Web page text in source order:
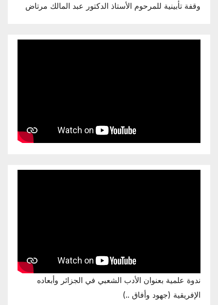
وقفة تأبينية للمرحوم الأستاذ الدكتور عبد المالك مرتاض
ندوة علمية بعنوان الأدب الشعبي في الجزائر وأبعاده
الإفريقية (جهود وأفاق ..)